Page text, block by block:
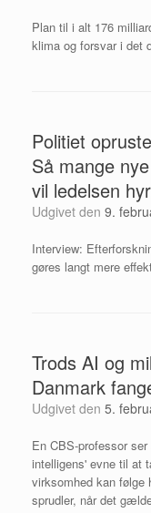
Plan til i alt 176
klima og forsvar i det
Politiet
Så mange
vil ledelsen
Udgivet den 9.
Interview:
gøres langt mere
Trods AI og
Danmark
Udgivet den 5.
En CBS-professor
intelligens' evne til at
virksomhed kan
sprudler, når det